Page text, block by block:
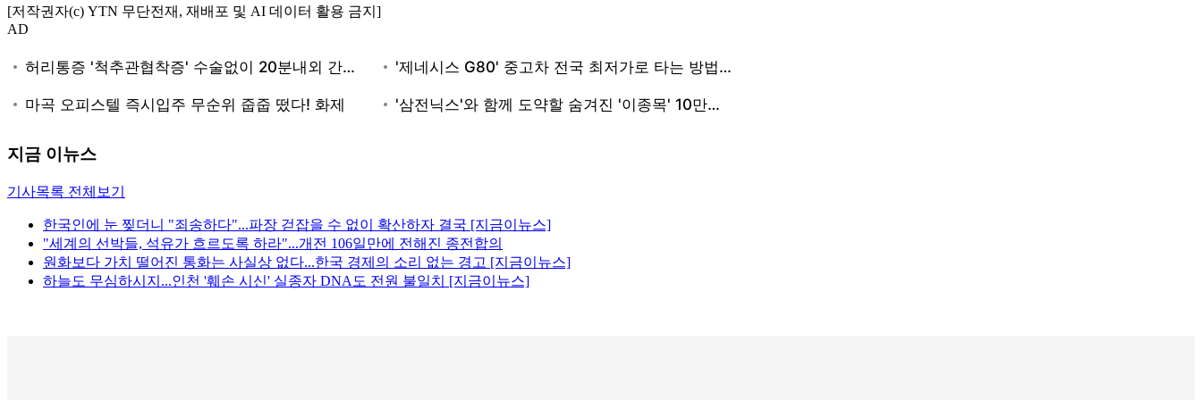
[저작권자(c) YTN 무단전재, 재배포 및 AI 데이터 활용 금지]
AD
지금 이뉴스
기사목록 전체보기
한국인에 눈 찢더니 "죄송하다"...파장 걷잡을 수 없이 확산하자 결국 [지금이뉴스]
"세계의 선박들, 석유가 흐르도록 하라"...개전 106일만에 전해진 종전합의
원화보다 가치 떨어진 통화는 사실상 없다...한국 경제의 소리 없는 경고 [지금이뉴스]
하늘도 무심하시지...인천 '훼손 시신' 실종자 DNA도 전원 불일치 [지금이뉴스]